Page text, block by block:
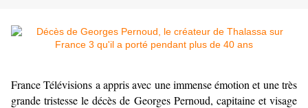
France Télévisions a appris avec une immense émotion et une très
grande tristesse le décès de Georges Pernoud, capitaine et visage